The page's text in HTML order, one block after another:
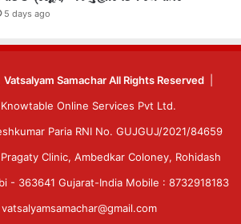
5 days ago
Vatsalyam Samachar All Rights Reserved
Knowtable Online Services Pvt Ltd.
Paria RNI No. GUJGUJ/2021/84659
Clinic, Ambedkar Coloney, Rohidash
- 363641 Gujarat-India Mobile : 8732918183
vatsalyamsamachar@gmail.com